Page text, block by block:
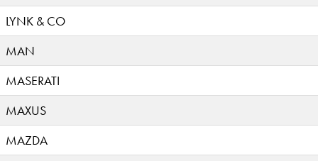
LYNK & CO
MAN
MASERATI
MAXUS
MAZDA